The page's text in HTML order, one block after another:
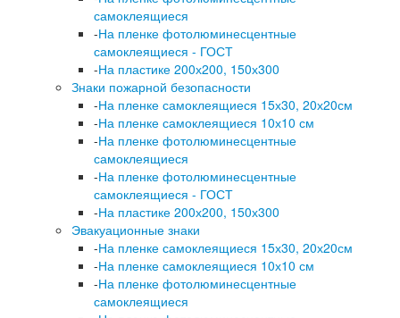
самоклеящиеся
-На пленке фотолюминесцентные
самоклеящиеся - ГОСТ
-На пластике 200х200, 150х300
Знаки пожарной безопасности
-На пленке самоклеящиеся 15х30, 20х20см
-На пленке самоклеящиеся 10х10 см
-На пленке фотолюминесцентные
самоклеящиеся
-На пленке фотолюминесцентные
самоклеящиеся - ГОСТ
-На пластике 200х200, 150х300
Эвакуационные знаки
-На пленке самоклеящиеся 15х30, 20х20см
-На пленке самоклеящиеся 10х10 см
-На пленке фотолюминесцентные
самоклеящиеся